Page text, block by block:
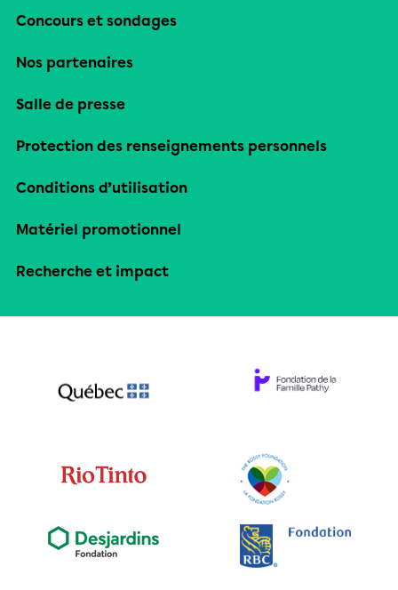
Concours et sondages
Nos partenaires
Salle de presse
Protection des renseignements personnels
Conditions d’utilisation
Matériel promotionnel
Recherche et impact